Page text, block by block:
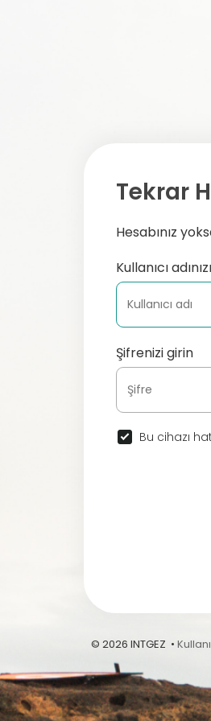
Tekrar
Hesabınız
Kullanıcı
Şifrenizi girin
Bu cihazı
© 2026 INTGEZ •